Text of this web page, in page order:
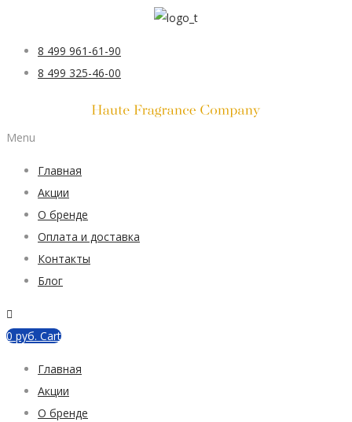
8 499 961-61-90
8 499 325-46-00
Menu
Главная
Акции
О бренде
Оплата и доставка
Контакты
Блог
0 руб. Cart
Главная
Акции
О бренде